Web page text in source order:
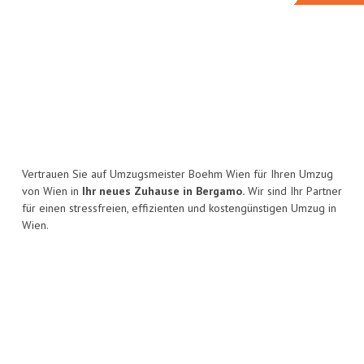
Vertrauen Sie auf Umzugsmeister Boehm Wien für Ihren Umzug
von Wien in Ihr neues Zuhause in Bergamo. Wir sind Ihr Partner
für einen stressfreien, effizienten und kostengünstigen Umzug in
Wien.